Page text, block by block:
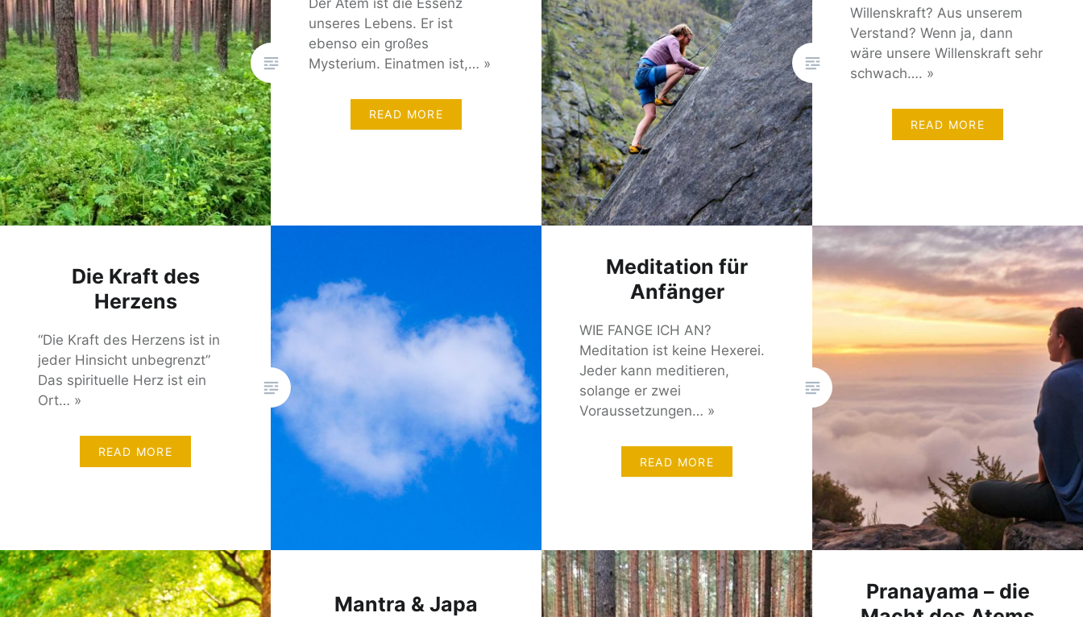
unseres Lebens. Er ist
ebenso ein großes
Mysterium. Einatmen ist,… »
READ MORE
Willenskraft? Aus unserem
Verstand? Wenn ja, dann
wäre unsere Willenskraft sehr
schwach…. »
READ MORE
Die Kraft des
Herzens
“Die Kraft des Herzens ist in
jeder Hinsicht unbegrenzt”
Das spirituelle Herz ist ein
Ort… »
READ MORE
Meditation für
Anfänger
WIE FANGE ICH AN?
Meditation ist keine Hexerei.
Jeder kann meditieren,
solange er zwei
Voraussetzungen… »
READ MORE
Mantra & Japa
Pranayama – die